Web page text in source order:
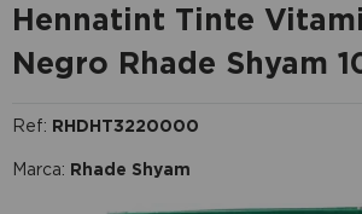
Hennatint Tinte
Negro Rhade Shyam
Ref: RHDHT3220000
Marca: Rhade Shyam